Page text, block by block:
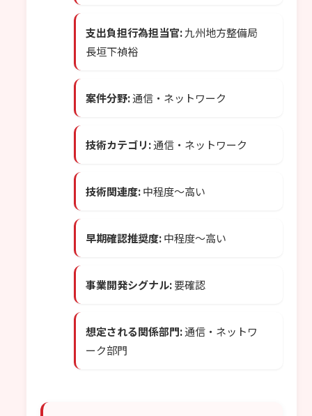
支出負担行為担当官:九州地方整備局
長垣下禎裕
案件分野:通信・ネットワーク
技術カテゴリ:通信・ネットワーク
技術関連度:中程度〜高い
早期確認推奨度:中程度〜高い
事業開発シグナル:要確認
想定される関係部門:通信・ネットワ
ーク部門